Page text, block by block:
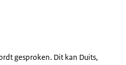
gesproken. Dit kan Duits,